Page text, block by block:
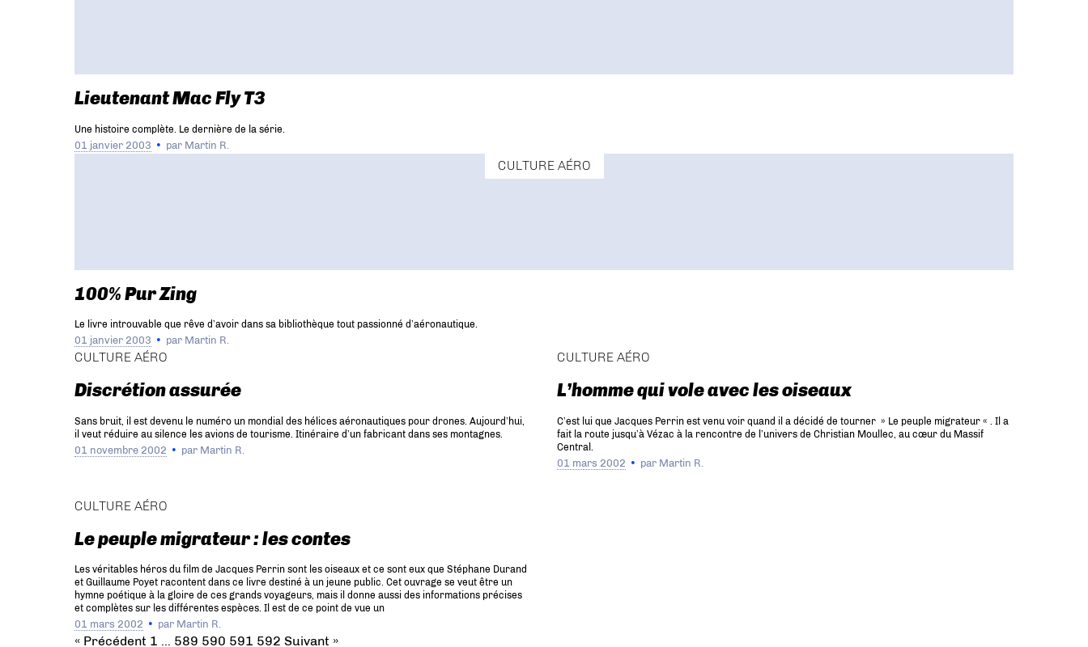
Lieutenant Mac Fly T3
Une histoire complète. Le dernière de la série.
01 janvier 2003 par Martin R.
CULTURE AÉRO
100% Pur Zing
Le livre introuvable que rêve d’avoir dans sa bibliothèque tout passionné d’aéronautique.
01 janvier 2003 par Martin R.
CULTURE AÉRO
Discrétion assurée
Sans bruit, il est devenu le numéro un mondial des hélices aéronautiques pour drones. Aujourd’hui,
il veut réduire au silence les avions de tourisme. Itinéraire d’un fabricant dans ses montagnes.
01 novembre 2002 par Martin R.
CULTURE AÉRO
L’homme qui vole avec les oiseaux
C’est lui que Jacques Perrin est venu voir quand il a décidé de tourner » Le peuple migrateur « . Il a
fait la route jusqu’à Vézac à la rencontre de l’univers de Christian Moullec, au cœur du Massif
Central.
01 mars 2002 par Martin R.
CULTURE AÉRO
Le peuple migrateur : les contes
Les véritables héros du film de Jacques Perrin sont les oiseaux et ce sont eux que Stéphane Durand
et Guillaume Poyet racontent dans ce livre destiné à un jeune public. Cet ouvrage se veut être un
hymne poétique à la gloire de ces grands voyageurs, mais il donne aussi des informations précises
et complètes sur les différentes espèces. Il est de ce point de vue un
01 mars 2002 par Martin R.
« Précédent 1 … 589 590 591 592 Suivant »